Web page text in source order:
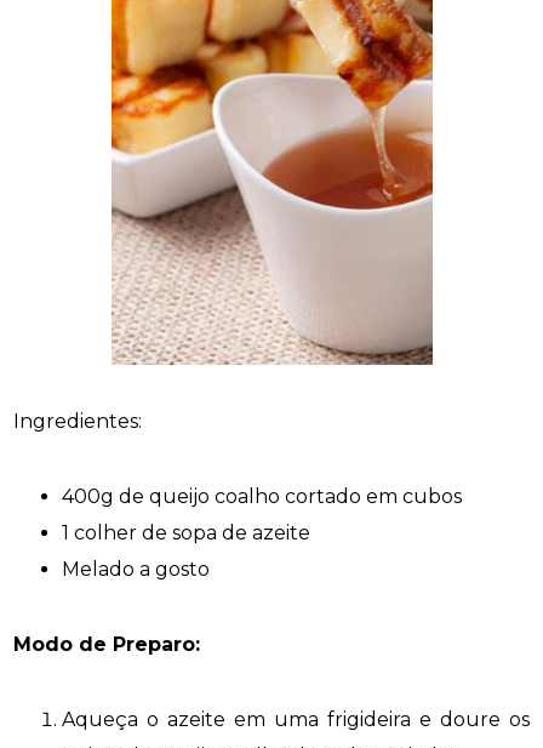
Ingredientes:
400g de queijo coalho cortado em cubos
1 colher de sopa de azeite
Melado a gosto
Modo de Preparo:
Aqueça o azeite em uma frigideira e doure os